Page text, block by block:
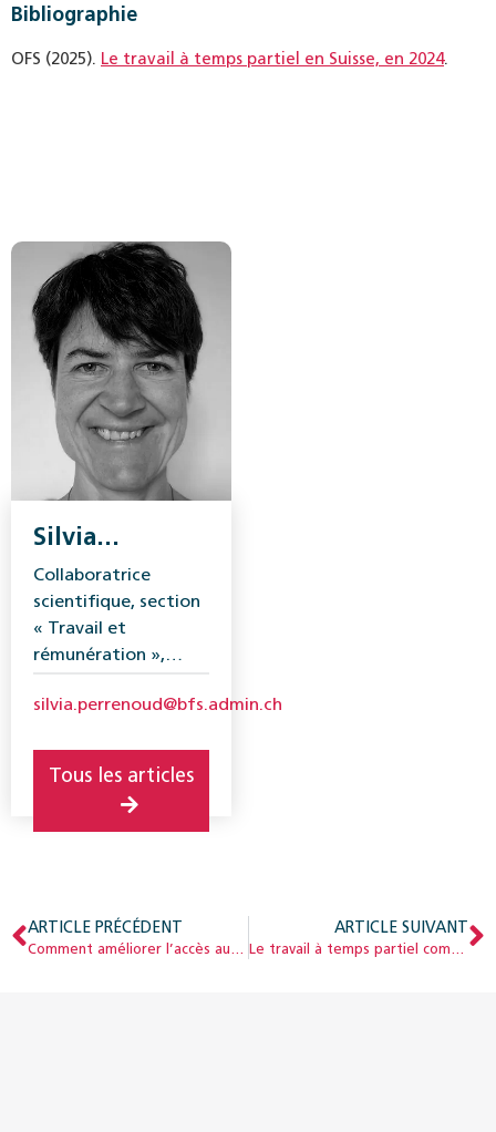
Bibliographie
OFS (2025). Le travail à temps partiel en Suisse, en 2024.
Silvia
Perrenoud
Collaboratrice
scientifique, section
« Travail et
rémunération »,
statistique (OFS)
silvia.perrenoud@bfs.admin.ch
Tous les articles
ARTICLE PRÉCÉDENT ARTICLE SUIVANT